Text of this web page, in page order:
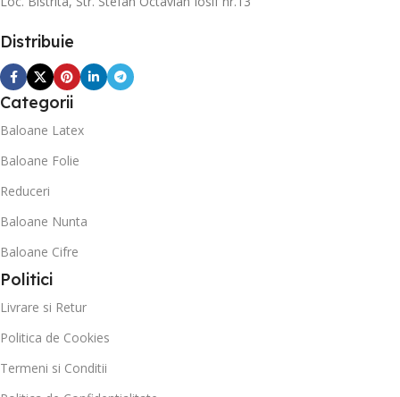
Distribuie
Categorii
Baloane Latex
Baloane Folie
Reduceri
Baloane Nunta
Baloane Cifre
Politici
Livrare si Retur
Politica de Cookies
Termeni si Conditii